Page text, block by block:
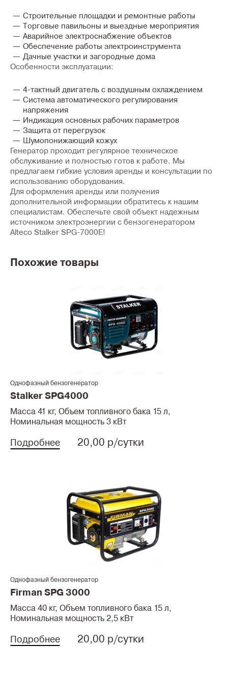
Строительные площадки и ремонтные работы
Торговые павильоны и выездные мероприятия
Аварийное электроснабжение объектов
Обеспечение работы электроинструмента
Дачные участки и загородные дома
Особенности эксплуатации:
4-тактный двигатель с воздушным охлаждением
Система автоматического регулирования
напряжения
Индикация основных рабочих параметров
Защита от перегрузок
Шумопонижающий кожух
Генератор проходит регулярное техническое
обслуживание и полностью готов к работе. Мы
предлагаем гибкие условия аренды и консультации по
использованию оборудования.
Для оформления аренды или получения
дополнительной информации обратитесь к нашим
специалистам. Обеспечьте свой объект надежным
источником электроэнергии с бензогенератором
Alteco Stalker SPG-7000E!
Похожие товары
Однофазный бензогенератор
Stalker SPG4000
Масса 41 кг, Объем топливного бака 15 л,
Номинальная мощность 3 кВт
Подробнее 20,00 р/сутки
Однофазный бензогенератор
Firman SPG 3000
Масса 40 кг, Объем топливного бака 15 л,
Номинальная мощность 2,5 кВт
Подробнее 20,00 р/сутки